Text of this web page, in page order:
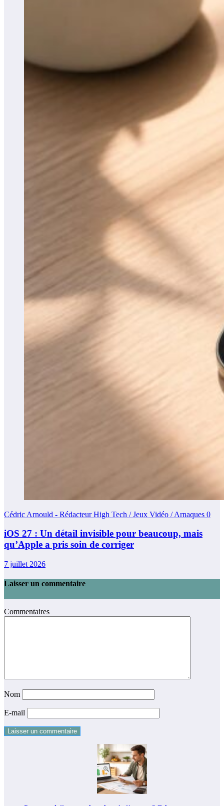
Cédric Arnould - Rédacteur High Tech / Jeux Vidéo / Arnaques 0
iOS 27 : Un détail invisible pour beaucoup, mais
qu’Apple a pris soin de corriger
7 juillet 2026
Laisser un commentaire
Commentaires
Nom
E-mail